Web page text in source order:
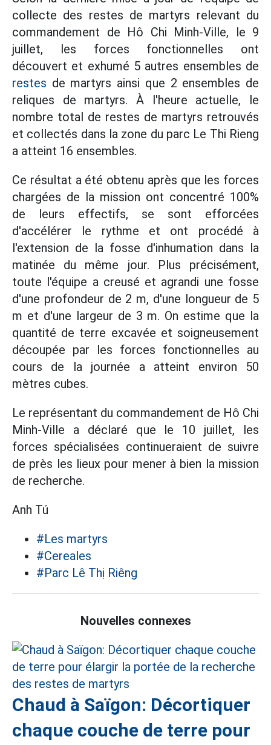
collecte des restes de martyrs relevant du
commandement de Hô Chi Minh-Ville, le 9
juillet, les forces fonctionnelles ont
découvert et exhumé 5 autres ensembles de
restes de martyrs ainsi que 2 ensembles de
reliques de martyrs. À l'heure actuelle, le
nombre total de restes de martyrs retrouvés
et collectés dans la zone du parc Le Thi Rieng
a atteint 16 ensembles.
Ce résultat a été obtenu après que les forces
chargées de la mission ont concentré 100%
de leurs effectifs, se sont efforcées
d'accélérer le rythme et ont procédé à
l'extension de la fosse d'inhumation dans la
matinée du même jour. Plus précisément,
toute l'équipe a creusé et agrandi une fosse
d'une profondeur de 2 m, d'une longueur de 5
m et d'une largeur de 3 m. On estime que la
quantité de terre excavée et soigneusement
découpée par les forces fonctionnelles au
cours de la journée a atteint environ 50
mètres cubes.
Le représentant du commandement de Hô Chi
Minh-Ville a déclaré que le 10 juillet, les
forces spécialisées continueraient de suivre
de près les lieux pour mener à bien la mission
de recherche.
Anh Tú
#Les martyrs
#Cereales
#Parc Lê Thị Riêng
Nouvelles connexes
Chaud à Saïgon: Décortiquer
chaque couche de terre pour